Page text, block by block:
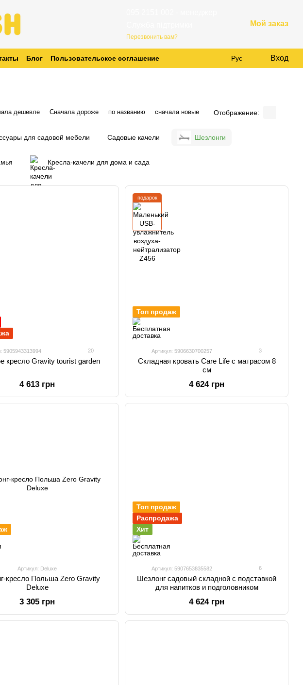
Перезвонить вам?
Мой заказ
Блог
Пользовательское соглашение
Рус Вход
дешевле Сначала дороже по названию сначала новые Отображение:
для садовой мебели Садовые качели Шезлонги
Кресла-качели для дома и сада
5905943313994 20
кресло Gravity tourist garden
4 613 грн
подарок
Топ продаж
Артикул: 5906630700257 3
Складная кровать Care Life с матрасом 8
см
4 624 грн
Артикул: Deluxe
кресло Польша Zero Gravity
Deluxe
3 305 грн
Топ продаж
Распродажа
Хит
Артикул: 5907653835582 6
Шезлонг садовый складной с подставкой
для напитков и подголовником
4 624 грн